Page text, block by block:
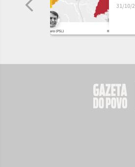
31/10/